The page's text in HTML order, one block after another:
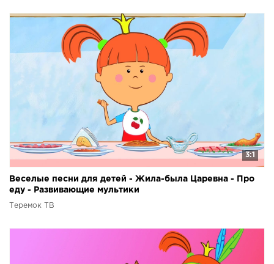
3:1
Веселые песни для детей - Жила-была Царевна - Про
еду - Развивающие мультики
Теремок ТВ